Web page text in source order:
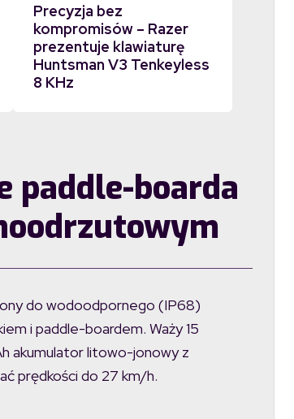
Precyzja bez
kompromisów – Razer
prezentuje klawiaturę
Huntsman V3 Tenkeyless
8 KHz
paddle-boarda
do wodoodpornego (IP68)
i paddle-boardem. Waży 15
akumulator litowo-jonowy z
prędkości do 27 km/h.